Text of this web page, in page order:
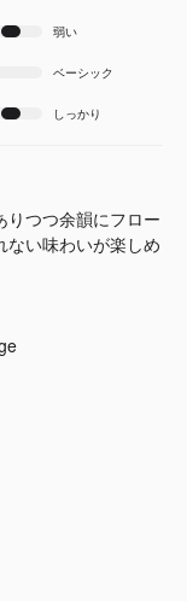
弱い
ベーシック
しっかり
りつつ余韻にフロー
ない味わいが楽しめ